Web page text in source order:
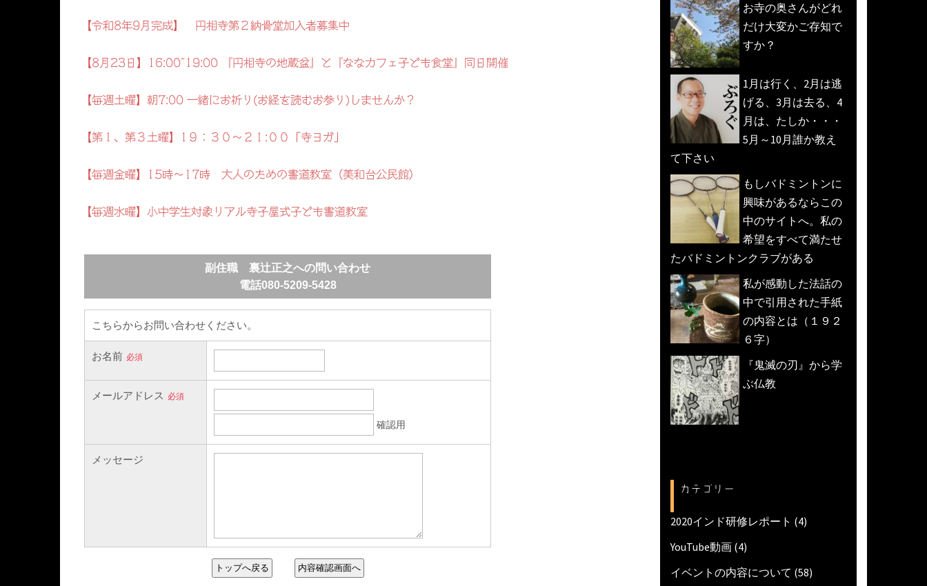
【令和8年9月完成】 円相寺第２納骨堂加入者募集中
【8月23日】16:00~19:00 『円相寺の地蔵盆』と『ななカフェ子ども食堂』同日開催
【毎週土曜】朝7:00 一緒にお祈り(お経を読むお参り)しませんか？
【第１、第３土曜】1９：３０～２１:００「寺ヨガ」
【毎週金曜】15時～17時 大人のための書道教室（美和台公民館）
【毎週水曜】小中学生対象リアル寺子屋式子ども書道教室
お寺の奥さんがどれ
だけ大変かご存知で
すか？
1月は行く、2月は逃
げる、3月は去る、4
月は、たしか・・・
5月～10月誰か教え
て下さい
もしバドミントンに
興味があるならこの
中のサイトへ。私の
希望をすべて満たせ
たバドミントンクラブがある
私が感動した法話の
中で引用された手紙
の内容とは（１９２
６字）
『鬼滅の刃』から学
ぶ仏教
カテゴリー
2020インド研修レポート (4)
YouTube動画 (4)
イベントの内容について (58)